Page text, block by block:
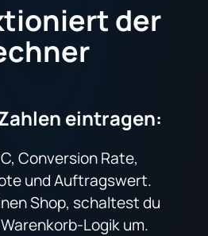
der
eintragen:
Conversion Rate,
und Auftragswert.
Shop, schaltest du
Logik um.